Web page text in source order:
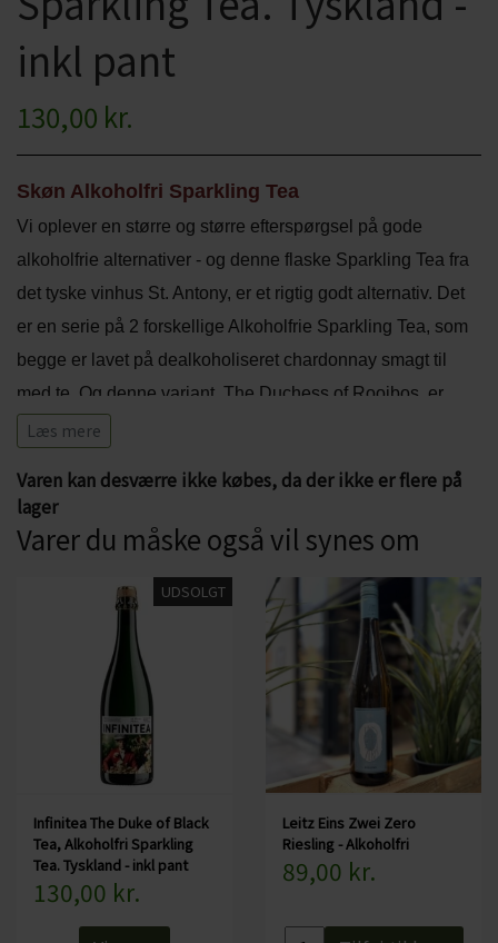
CHARDONNAY
REFOSCO
RIESLING
SCHIOPPETINO
CHOKOLADE, LAKRIDS ETC
TONICS OG VAND
JUL OG GLØGG
PÅSKE
inkl pant
130,00 kr.
Skøn Alkoholfri Sparkling Tea
Vi oplever en større og større efterspørgsel på gode
alkoholfrie alternativer - og denne flaske Sparkling Tea fra
det tyske vinhus St. Antony, er et rigtig godt alternativ. Det
er en serie på 2 forskellige Alkoholfrie Sparkling Tea, som
begge er lavet på dealkoholiseret chardonnay smagt til
med te. Og denne variant, The Duchess of Rooibos, er
lavet på Chardonnay druer og Rooibos, som jo egentlig
Duft- og smagsnoter:
Resultatet er en frisk og let sødmefuld Sparkling Tea. Den
har en dejlig duft og smag samt en fin syre.
Specifikationer:
Land: Tyskland
Lavet på Chardonnay & Rooibos
Alkohol: Alkoholfri - 0,5%
Serveres fx: Til aperitif, fisk, tærter, salat, kylling
Serveres ved: ca 7 grader
Flaskestørrelse: 75 cl
Økologisk: Nej
Læs mere
Varen kan desværre ikke købes, da der ikke er flere på
lager
Varer du måske også vil synes om
UDSOLGT
Infinitea The Duke of Black
Tea, Alkoholfri Sparkling
Tea. Tyskland - inkl pant
130,00 kr.
Leitz Eins Zwei Zero
Riesling - Alkoholfri
89,00 kr.